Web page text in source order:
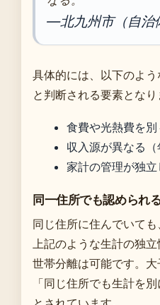
—北九州市（自治
具体的には、以下のよう
と判断される要素となり
食費や光熱費を
収入源が異なる（
家計の管理が独立
同一住所でも認められ
同じ住所に住んでいても
上記のような生計の独
世帯分離は可能です。
「同じ住所でも生計を